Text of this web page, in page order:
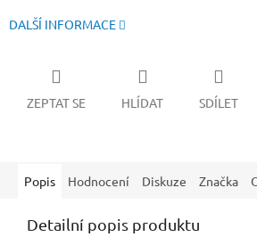
DALŠÍ INFORMACE
ZEPTAT SE HLÍDAT SDÍLET
Popis Hodnocení Diskuze Značka
Detailní popis produktu